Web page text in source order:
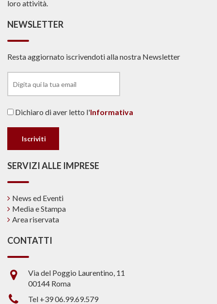
loro attività.
NEWSLETTER
Resta aggiornato iscrivendoti alla nostra Newsletter
Dichiaro di aver letto l'Informativa
SERVIZI ALLE IMPRESE
News ed Eventi
Media e Stampa
Area riservata
CONTATTI
Via del Poggio Laurentino, 11
00144 Roma
Tel +39 06.99.69.579